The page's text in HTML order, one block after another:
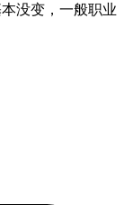
没变，一般职业